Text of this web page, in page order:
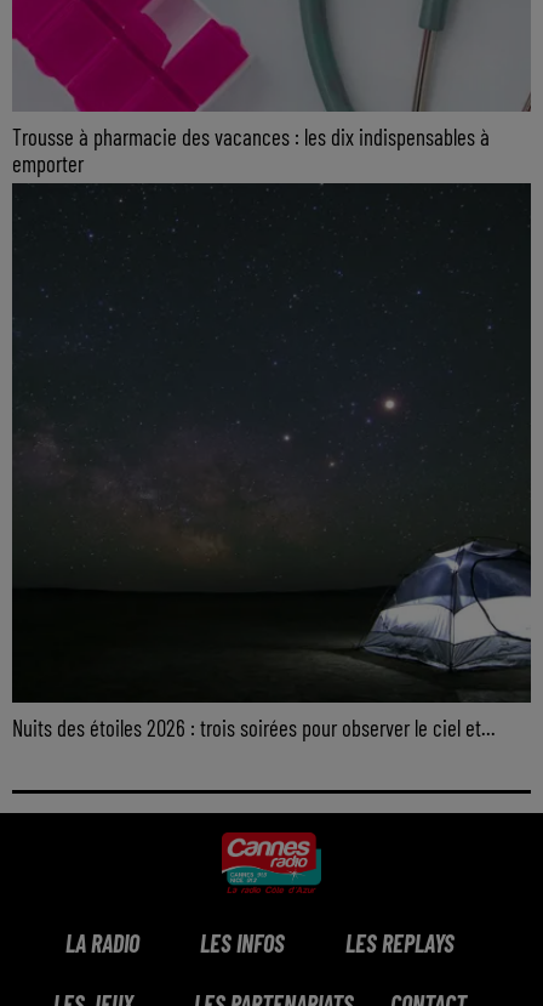
Trousse à pharmacie des vacances : les dix indispensables à
emporter
Nuits des étoiles 2026 : trois soirées pour observer le ciel et...
LA RADIO LES INFOS LES REPLAYS